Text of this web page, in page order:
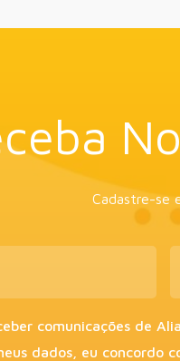
Cadastre-se
comunicações de
dados, eu concordo